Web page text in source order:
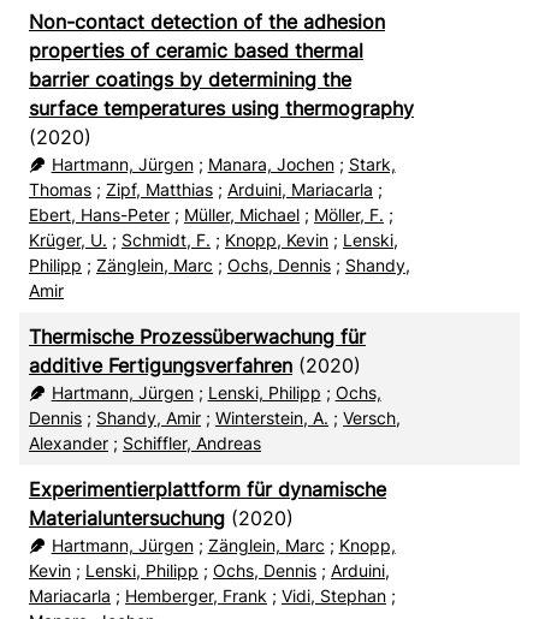
Non-contact detection of the adhesion
properties of ceramic based thermal
barrier coatings by determining the
surface temperatures using thermography
(2020)
Hartmann, Jürgen; Manara, Jochen; Stark,
Thomas ; Zipf, Matthias ; Arduini, Mariacarla ;
Ebert, Hans-Peter ; Müller, Michael ; Möller, F. ;
Krüger, U. ; Schmidt, F. ; Knopp, Kevin ; Lenski,
Philipp ; Zänglein, Marc ; Ochs, Dennis ; Shandy,
Amir
Thermische Prozessüberwachung für
additive Fertigungsverfahren (2020)
Hartmann, Jürgen; Lenski, Philipp ; Ochs,
Dennis ; Shandy, Amir ; Winterstein, A. ; Versch,
Alexander ; Schiffler, Andreas
Experimentierplattform für dynamische
Materialuntersuchung (2020)
Hartmann, Jürgen; Zänglein, Marc ; Knopp,
Kevin ; Lenski, Philipp ; Ochs, Dennis ; Arduini,
Mariacarla ; Hemberger, Frank ; Vidi, Stephan ;